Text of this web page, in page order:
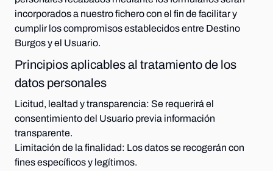
incorporados a nuestro fichero con el fin de facilitar y
cumplir los compromisos establecidos entre Destino
Burgos y el Usuario.
Principios aplicables al tratamiento de los
datos personales
Licitud, lealtad y transparencia: Se requerirá el
consentimiento del Usuario previa información
transparente.
Limitación de la finalidad: Los datos se recogerán con
fines específicos y legítimos.